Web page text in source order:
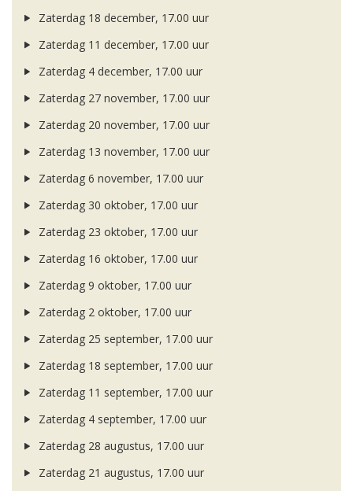
Zaterdag 18 december, 17.00 uur
Zaterdag 11 december, 17.00 uur
Zaterdag 4 december, 17.00 uur
Zaterdag 27 november, 17.00 uur
Zaterdag 20 november, 17.00 uur
Zaterdag 13 november, 17.00 uur
Zaterdag 6 november, 17.00 uur
Zaterdag 30 oktober, 17.00 uur
Zaterdag 23 oktober, 17.00 uur
Zaterdag 16 oktober, 17.00 uur
Zaterdag 9 oktober, 17.00 uur
Zaterdag 2 oktober, 17.00 uur
Zaterdag 25 september, 17.00 uur
Zaterdag 18 september, 17.00 uur
Zaterdag 11 september, 17.00 uur
Zaterdag 4 september, 17.00 uur
Zaterdag 28 augustus, 17.00 uur
Zaterdag 21 augustus, 17.00 uur